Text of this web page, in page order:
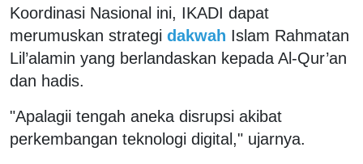
Koordinasi Nasional ini, IKADI dapat
merumuskan strategi dakwah Islam Rahmatan
Lil’alamin yang berlandaskan kepada Al-Qur’an
dan hadis.
"Apalagii tengah aneka disrupsi akibat
perkembangan teknologi digital," ujarnya.